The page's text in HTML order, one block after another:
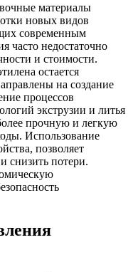
материалы
новых видов
современным
часто недостаточно
и стоимости.
остается
на создание
процессов
экструзии и литья
прочную и легкую
Использование
позволяет
снизить потери.